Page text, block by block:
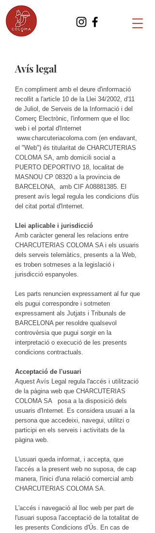
Avís legal
En compliment amb el deure d'informació
recollit a l'article 10 de la Llei 34/2002, d'11
de Juliol, de Serveis de la Informació i del
Comerç Electrònic, l'informem que el lloc
web i el portal d'Internet
www.charcuteriacoloma.com (en endavant,
el "Web") és titularitat de CHARCUTERIAS
COLOMA SA, amb domicili social a
PUERTO DEPORTIVO 18, localitat de
MASNOU CP 08320 a la provincia de
BARCELONA, amb CIF A08881385. El
present avís legal regula les condicions d'ús
del citat portal d'Internet.
Llei aplicable i jurisdicció
Amb caràcter general les relacions entre
CHARCUTERIAS COLOMA SA i els usuaris
dels serveis telemàtics, presents a la Web,
es troben sotmeses a la legislació i
jurisdicció espanyoles.
Les parts renuncien expressament al fur que
els pugui correspondre i sotmeten
expressament als Jutjats i Tribunals de
BARCELONA per resoldre qualsevol
controvèrsia que pugui sorgir en la
interpretació o execució de les presents
condicions contractuals.
Acceptació de l'usuari
Aquest Avís Legal regula l'accés i utilització
de la pàgina web que CHARCUTERIAS
COLOMA SA posa a la disposició dels
usuaris d'Internet. Es considera usuari a la
persona que accedeixi, navegui, utilitzi o
participi en els serveis i activitats de la
pàgina web.
L'usuari queda informat, i accepta, que
l'accés a la present web no suposa, de cap
manera, l'inici d'una relació comercial amb
CHARCUTERIAS COLOMA SA.
L'accés i navegació al lloc web per part de
l'usuari suposa l'acceptació de la totalitat de
les presents Condicions d'Ús. En cas de